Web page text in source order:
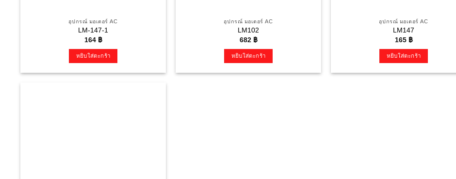
อุปกรณ์ มอเตอร์ AC
LM-147-1
164 ฿
หยิบใส่ตะกร้า
อุปกรณ์ มอเตอร์ AC
LM102
682 ฿
หยิบใส่ตะกร้า
อุปกรณ์ มอเตอร์ AC
LM147
165 ฿
หยิบใส่ตะกร้า